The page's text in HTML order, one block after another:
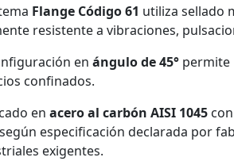
Flange Código 61 utiliza sellado
resistente a vibraciones,
en ángulo de 45° permite
confinados.
en acero al carbón AISI 1045
especificación declarada por
exigentes.